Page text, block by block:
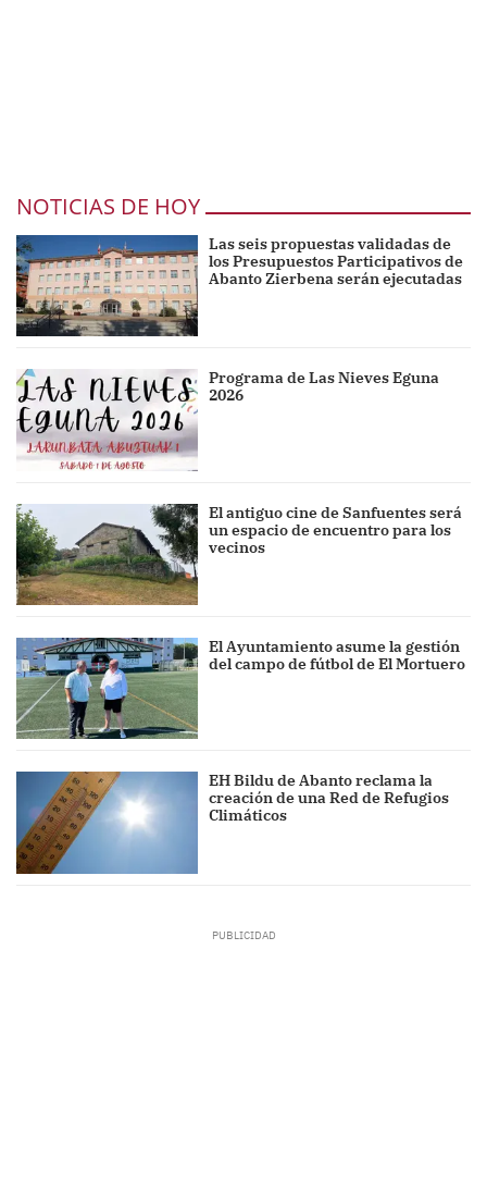
NOTICIAS DE HOY
Las seis propuestas validadas de
los Presupuestos Participativos de
Abanto Zierbena serán ejecutadas
Programa de Las Nieves Eguna
2026
El antiguo cine de Sanfuentes será
un espacio de encuentro para los
vecinos
El Ayuntamiento asume la gestión
del campo de fútbol de El Mortuero
EH Bildu de Abanto reclama la
creación de una Red de Refugios
Climáticos